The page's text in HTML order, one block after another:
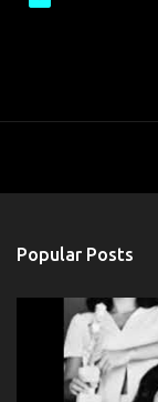
Popular Posts